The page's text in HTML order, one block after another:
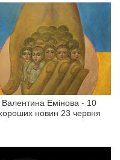
Валентина Емінова - 10
новин 23 червня